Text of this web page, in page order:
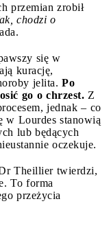
przemian zrobił
chodzi o
się w
kurację,
jelita. Po
go o chrzest. Z
jednak – co
w Lourdes stanowią
lub będących
oczekuje.
Theillier twierdzi,
To forma
przeżycia